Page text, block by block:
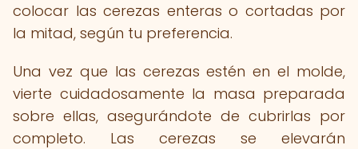
colocar las cerezas enteras o cortadas por
la mitad, según tu preferencia.
Una vez que las cerezas estén en el molde,
vierte cuidadosamente la masa preparada
sobre ellas, asegurándote de cubrirlas por
completo. Las cerezas se elevarán